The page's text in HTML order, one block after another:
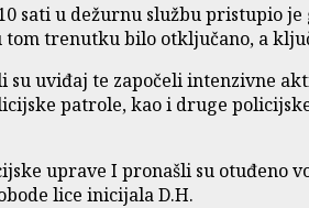
sati u dežurnu službu pristupio
trenutku bilo otključano, a
uviđaj te započeli intenzivne
patrole, kao i druge
uprave I pronašli su otuđeno
lice inicijala D.H.